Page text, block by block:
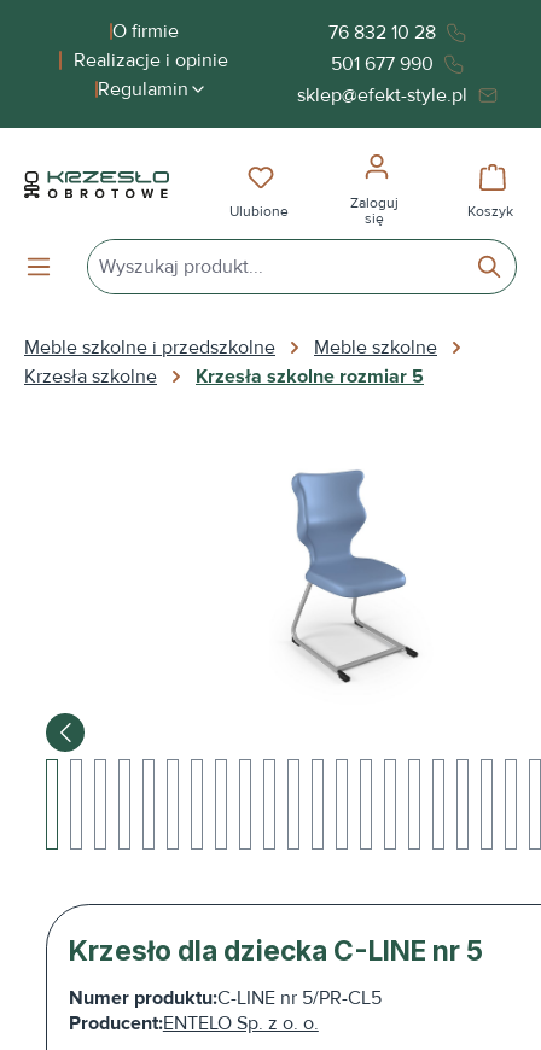
zawartościO firmie
Realizacje i opinie
Regulamin
76 832 10 28
501 677 990
sklep@efekt-style.pl
Masz 0 przedmioty na liście
Ulubione
Zaloguj
się
Koszyk
Meble szkolne i przedszkolne
Meble szkolne
Krzesła szkolne
Krzesła szkolne rozmiar 5
Krzesło dla dziecka C-LINE nr 5
Numer produktu:C-LINE nr 5/PR-CL5
Producent:ENTELO Sp. z o. o.